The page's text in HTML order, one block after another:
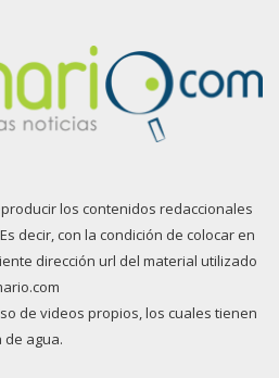
los contenidos redaccionales
decir, con la condición de colocar en
dirección url del material utilizado
de videos propios, los cuales tienen
de agua.